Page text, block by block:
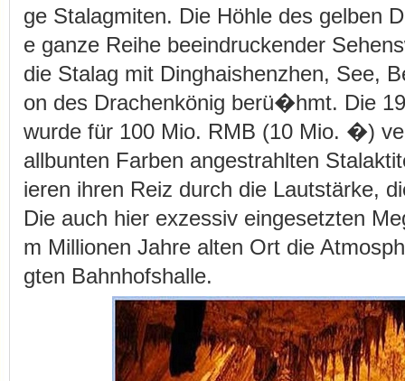
ge Stalagmiten. Die Höhle des gelben
e ganze Reihe beeindruckender
die Stalag mit Dinghaishenzhen, See,
on des Drachenkönig berü�hmt. Die
wurde für 100 Mio. RMB (10 Mio. �)
allbunten Farben angestrahlten
ieren ihren Reiz durch die Lautstärke,
Die auch hier exzessiv eingesetzten
m Millionen Jahre alten Ort die
gten Bahnhofshalle.